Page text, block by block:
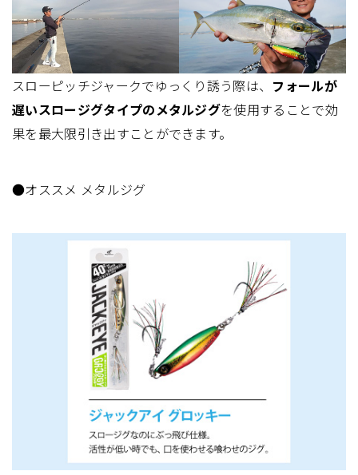
スローピッチジャークでゆっくり誘う際は、 フォールが
遅いスロージグタイプのメタルジグを使用することで効
果を最大限引き出すことができます。
●オススメ メタルジグ